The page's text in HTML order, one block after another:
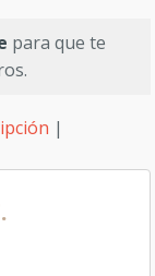
para que te
|